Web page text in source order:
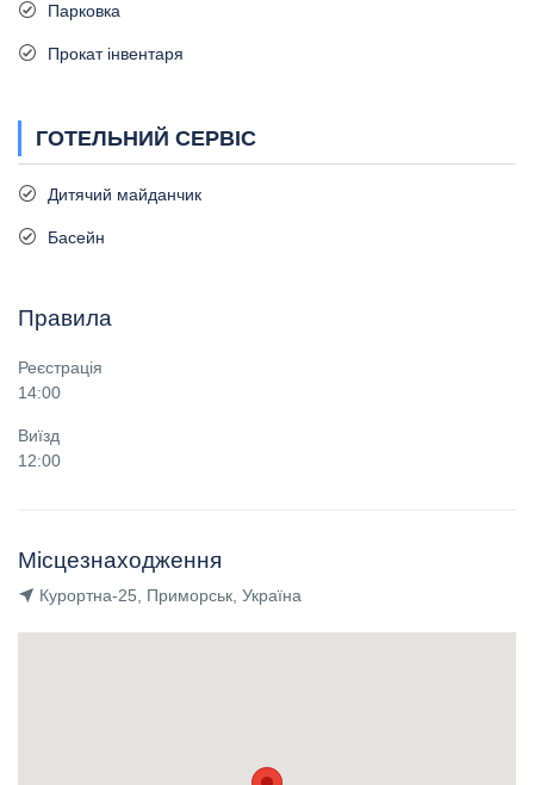
Парковка
Прокат інвентаря
ГОТЕЛЬНИЙ СЕРВІС
Дитячий майданчик
Басейн
Правила
Реєстрація
14:00
Виїзд
12:00
Місцезнаходження
Курортна-25, Приморськ, Україна